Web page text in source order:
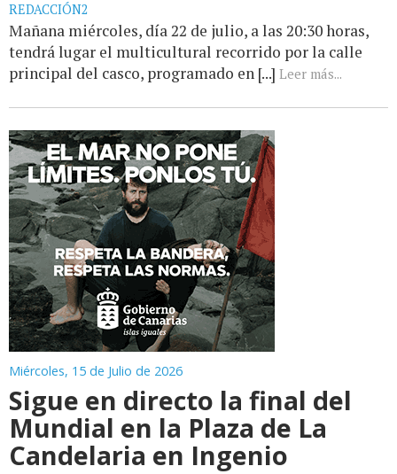
REDACCIÓN2
Mañana miércoles, día 22 de julio, a las 20:30 horas,
tendrá lugar el multicultural recorrido por la calle
principal del casco, programado en [...] Leer más...
Miércoles, 15 de Julio de 2026
Sigue en directo la final del
Mundial en la Plaza de La
Candelaria en Ingenio